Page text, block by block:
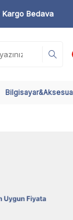
Kargo Bedava